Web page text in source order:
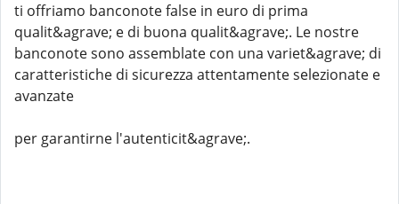
ti offriamo banconote false in euro di prima
qualit&agrave; e di buona qualit&agrave;. Le nostre
banconote sono assemblate con una variet&agrave; di
caratteristiche di sicurezza attentamente selezionate e
avanzate
per garantirne l'autenticit&agrave;.